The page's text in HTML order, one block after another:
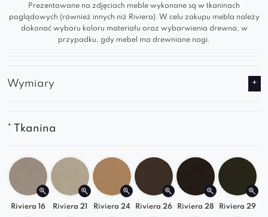
relaksu w sypialni lub samodzielny akcent w
salonie.
Szerokie, miękkie siedzisko gwarantuje pełen
przyjemna w dotyku
Niska, masywna forma dodaje
nowoczesnego charakteru
Prezentowane na zdjęciach meble wykonane są w tkaninach
poglądowych (również innych niż Riviera). W celu zakupu mebla należy
dokonać wyboru koloru materiału oraz wybarwienia drewna, w
przypadku, gdy mebel ma drewniane nogi.
Wymiary
* Tkanina
Riviera 16 Riviera 21 Riviera 24 Riviera 26 Riviera 28 Riviera 29